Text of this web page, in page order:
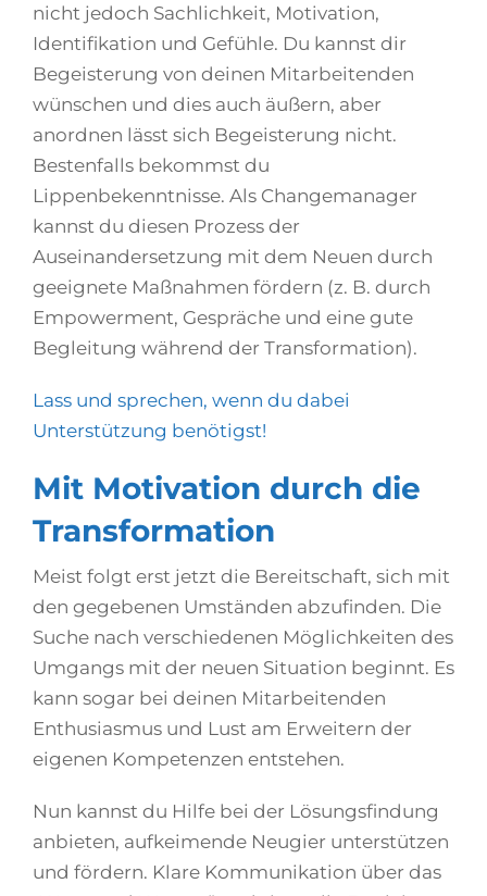
nicht jedoch Sachlichkeit, Motivation,
Identifikation und Gefühle. Du kannst dir
Begeisterung von deinen Mitarbeitenden
wünschen und dies auch äußern, aber
anordnen lässt sich Begeisterung nicht.
Bestenfalls bekommst du
Lippenbekenntnisse. Als Changemanager
kannst du diesen Prozess der
Auseinandersetzung mit dem Neuen durch
geeignete Maßnahmen fördern (z. B. durch
Empowerment, Gespräche und eine gute
Begleitung während der Transformation).
Lass und sprechen, wenn du dabei
Unterstützung benötigst!
Mit Motivation durch die
Transformation
Meist folgt erst jetzt die Bereitschaft, sich mit
den gegebenen Umständen abzufinden. Die
Suche nach verschiedenen Möglichkeiten des
Umgangs mit der neuen Situation beginnt. Es
kann sogar bei deinen Mitarbeitenden
Enthusiasmus und Lust am Erweitern der
eigenen Kompetenzen entstehen.
Nun kannst du Hilfe bei der Lösungsfindung
anbieten, aufkeimende Neugier unterstützen
und fördern. Klare Kommunikation über das